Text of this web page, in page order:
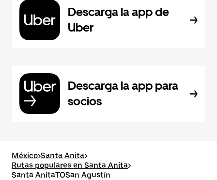
Descarga la app de
Uber
Descarga la app para
socios
México>Santa Anita>
Rutas populares en Santa Anita>
Santa AnitaTOSan Agustín